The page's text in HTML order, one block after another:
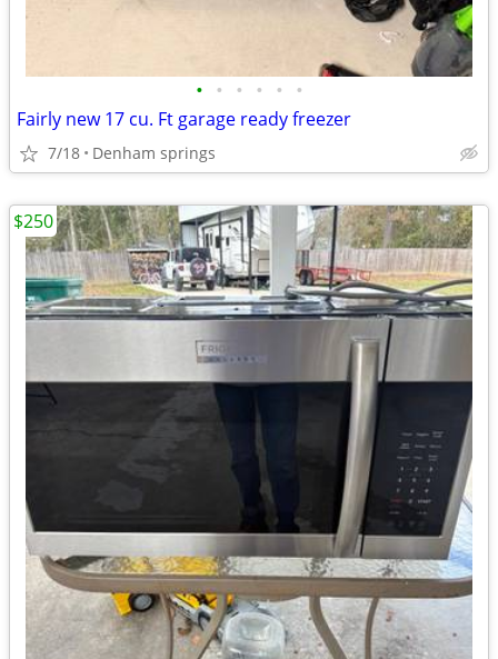
• • • • • •
Fairly new 17 cu. Ft garage ready freezer
7/18 Denham springs
$250